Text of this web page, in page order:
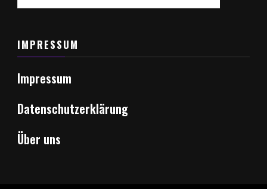
for
IMPRESSUM
Impressum
Datenschutzerklärung
Über uns